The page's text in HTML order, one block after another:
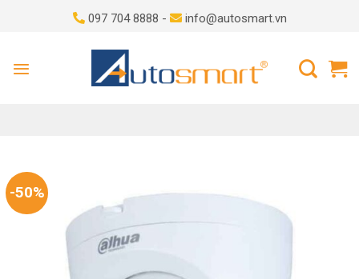
097 704 8888 - info@autosmart.vn
-50%